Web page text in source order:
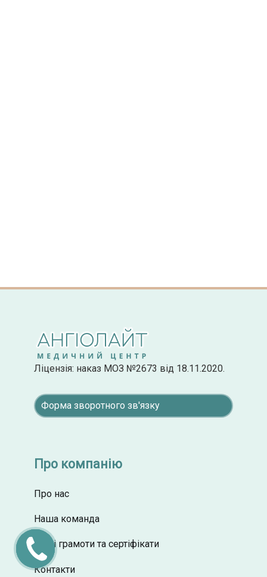
Ліцензія: наказ МОЗ №2673 від 18.11.2020.
Форма зворотного зв'язку
Про компанію
Про нас
Наша команда
Наші грамоти та сертіфікати
Контакти
ПЕРЕДЗВОНІТЬ
МЕНІ